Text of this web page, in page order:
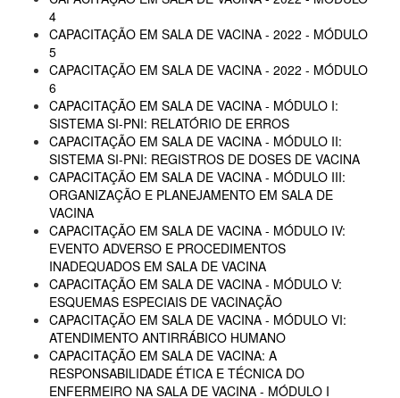
4
CAPACITAÇÃO EM SALA DE VACINA - 2022 - MÓDULO
5
CAPACITAÇÃO EM SALA DE VACINA - 2022 - MÓDULO
6
CAPACITAÇÃO EM SALA DE VACINA - MÓDULO I:
SISTEMA SI-PNI: RELATÓRIO DE ERROS
CAPACITAÇÃO EM SALA DE VACINA - MÓDULO II:
SISTEMA SI-PNI: REGISTROS DE DOSES DE VACINA
CAPACITAÇÃO EM SALA DE VACINA - MÓDULO III:
ORGANIZAÇÃO E PLANEJAMENTO EM SALA DE
VACINA
CAPACITAÇÃO EM SALA DE VACINA - MÓDULO IV:
EVENTO ADVERSO E PROCEDIMENTOS
INADEQUADOS EM SALA DE VACINA
CAPACITAÇÃO EM SALA DE VACINA - MÓDULO V:
ESQUEMAS ESPECIAIS DE VACINAÇÃO
CAPACITAÇÃO EM SALA DE VACINA - MÓDULO VI:
ATENDIMENTO ANTIRRÁBICO HUMANO
CAPACITAÇÃO EM SALA DE VACINA: A
RESPONSABILIDADE ÉTICA E TÉCNICA DO
ENFERMEIRO NA SALA DE VACINA - MÓDULO I